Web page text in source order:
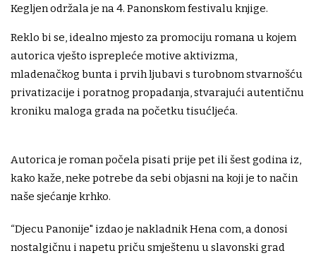
Kegljen održala je na 4. Panonskom festivalu knjige.
Reklo bi se, idealno mjesto za promociju romana u kojem
autorica vješto isprepleće motive aktivizma,
mladenačkog bunta i prvih ljubavi s turobnom stvarnošću
privatizacije i poratnog propadanja, stvarajući autentičnu
kroniku maloga grada na početku tisućljeća.
Autorica je roman počela pisati prije pet ili šest godina iz,
kako kaže, neke potrebe da sebi objasni na koji je to način
naše sjećanje krhko.
“Djecu Panonije" izdao je nakladnik Hena com, a donosi
nostalgičnu i napetu priču smještenu u slavonski grad